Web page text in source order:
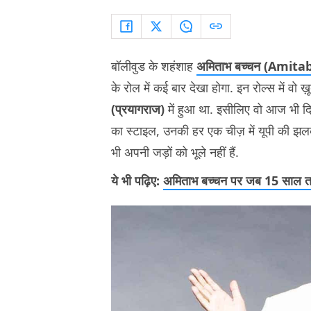
बॉलीवुड के शहंशाह अमिताभ बच्चन
के रोल में कई बार देखा होगा. इन रोल्स में
(प्रयागराज)में हुआ था. इसीलिए वो आज भी
का स्टाइल, उनकी हर एक चीज़ में यूपी की
भी अपनी जड़ों को भूले नहीं हैं.
ये भी पढ़िए: अमिताभ बच्चन पर जब 15 साल